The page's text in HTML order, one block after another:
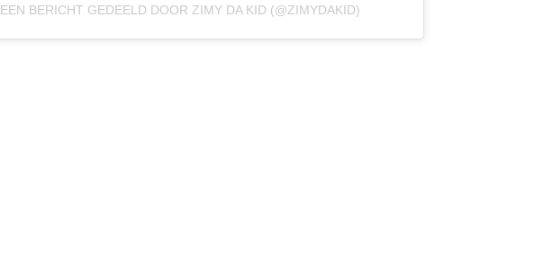
EEN BERICHT GEDEELD DOOR ZIMY DA KID (@ZIMYDAKID)